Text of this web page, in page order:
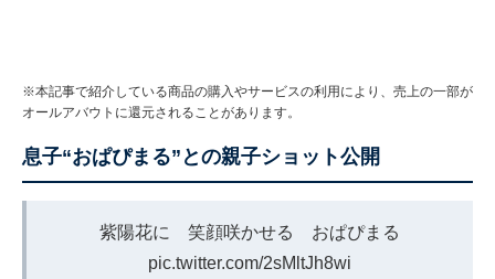
※本記事で紹介している商品の購入やサービスの利用により、売上の一部が
オールアバウトに還元されることがあります。
息子“おぱぴまる”との親子ショット公開
紫陽花に 笑顔咲かせる おぱぴまる
pic.twitter.com/2sMltJh8wi